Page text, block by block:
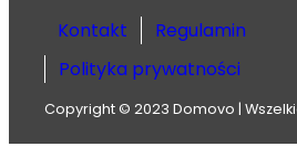
Kontakt
Regulamin
Polityka prywatności
Copyright © 2023 Domovo |